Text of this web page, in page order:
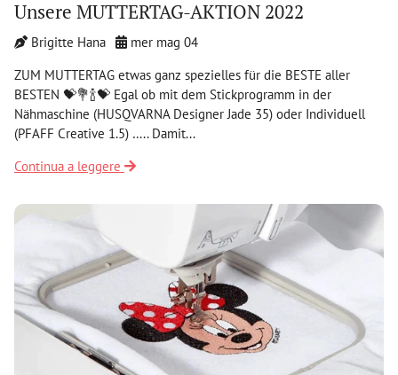
Unsere MUTTERTAG-AKTION 2022
Brigitte Hana
mer mag 04
ZUM MUTTERTAG etwas ganz spezielles für die BESTE aller
BESTEN 💝💐🍾💝 Egal ob mit dem Stickprogramm in der
Nähmaschine (HUSQVARNA Designer Jade 35) oder Individuell
(PFAFF Creative 1.5) ….. Damit...
Continua a leggere